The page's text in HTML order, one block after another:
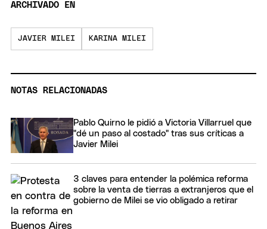
ARCHIVADO EN
JAVIER MILEI KARINA MILEI
NOTAS RELACIONADAS
Pablo Quirno le pidió a Victoria Villarruel que
"dé un paso al costado" tras sus críticas a
Javier Milei
3 claves para entender la polémica reforma
sobre la venta de tierras a extranjeros que el
gobierno de Milei se vio obligado a retirar